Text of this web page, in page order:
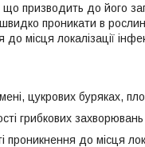
що призводить до його
проникати в
місця локалізації
цукрових буряках,
захворювань
до місця